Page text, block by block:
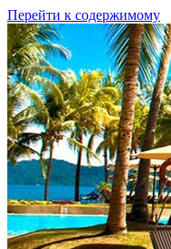
Перейти к содержимому